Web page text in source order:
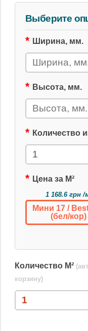
Выберите
Ширина, мм.
Высота, мм.
Количество
Цена за М²
1 168.6 грн /
Мини 17 /
(бел/кор)
Количество М²
корзину)